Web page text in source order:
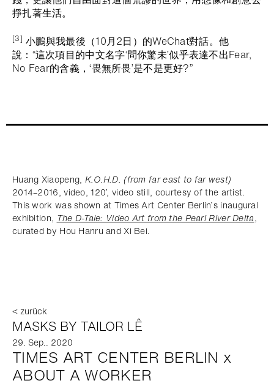
掙扎著生活。
[3] 小鵬與我最後（10月2日）的WeChat對話。他
說：“這次項目的中文名字‘問你驚未’似乎表達不出Fear,
No Fear的含義，‘畏無所畏’是不是更好?”
Huang Xiaopeng, K.O.H.D. (from far east to far west)
2014–2016, video, 120’, video still, courtesy of the artist.
This work was shown at Times Art Center Berlin’s inaugural
exhibition, The D-Tale: Video Art from the Pearl River Delta,
curated by Hou Hanru and Xi Bei.
< zurück
MASKS BY TAILOR LÊ
29. Sep.. 2020
TIMES ART CENTER BERLIN x
ABOUT A WORKER